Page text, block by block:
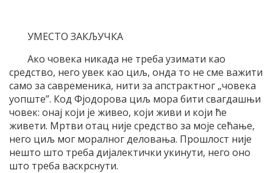
УМЕСТО ЗАКЉУЧКА
Ако човека никада не треба узимати као
средство, него увек као циљ, онда то не сме важити
само за савременика, нити за апстрактног „човека
уопште”. Код Фјодорова циљ мора бити свагдашњи
човек: онај који је живео, који живи и који ће
живети. Мртви отац није средство за моје сећање,
него циљ мог моралног деловања. Прошлост није
нешто што треба дијалектички укинути, него оно
што треба васкрснути.